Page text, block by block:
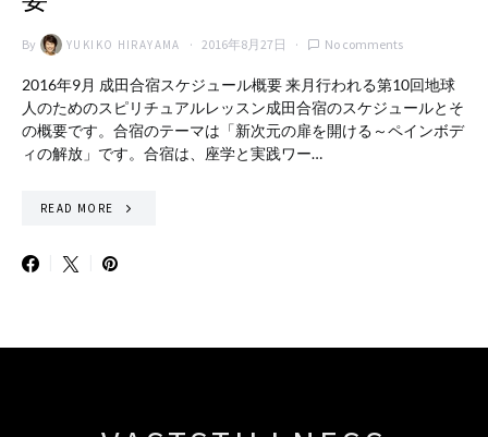
By YUKIKO HIRAYAMA 2016年8月27日 No comments
2016年9月 成田合宿スケジュール概要 来月行われる第10回地球
人のためのスピリチュアルレッスン成田合宿のスケジュールとそ
の概要です。合宿のテーマは「新次元の扉を開ける～ペインボデ
ィの解放」です。合宿は、座学と実践ワー…
READ MORE